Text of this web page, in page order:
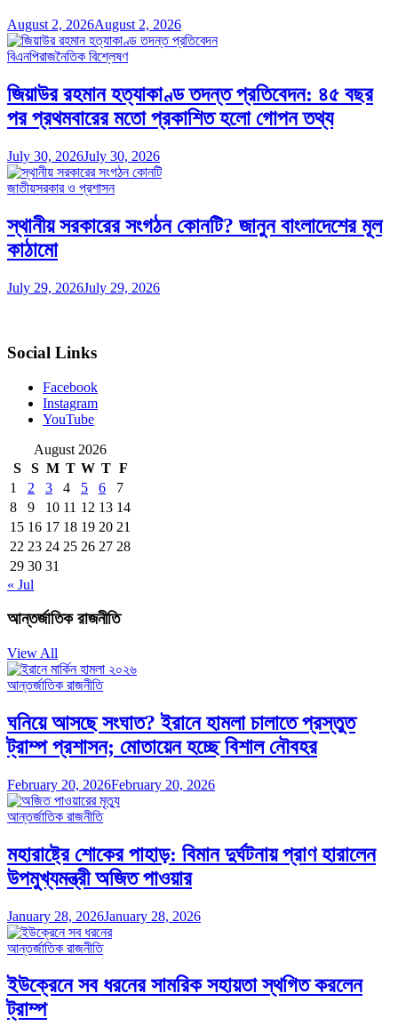
August 2, 2026August 2, 2026
বিএনপিরাজনৈতিক বিশ্লেষণ
জিয়াউর রহমান হত্যাকাণ্ড তদন্ত প্রতিবেদন: ৪৫ বছর
পর প্রথমবারের মতো প্রকাশিত হলো গোপন তথ্য
July 30, 2026July 30, 2026
জাতীয়সরকার ও প্রশাসন
স্থানীয় সরকারের সংগঠন কোনটি? জানুন বাংলাদেশের মূল
কাঠামো
July 29, 2026July 29, 2026
Social Links
Facebook
Instagram
YouTube
August 2026
S
S M T W T F
1
2 3 4 5 6
7
8
9 10 11 12 13 14
15 16 17 18 19 20 21
22 23 24 25 26 27 28
29 30 31
« Jul
আন্তর্জাতিক রাজনীতি
View All
আন্তর্জাতিক রাজনীতি
ঘনিয়ে আসছে সংঘাত? ইরানে হামলা চালাতে প্রস্তুত
ট্রাম্প প্রশাসন; মোতায়েন হচ্ছে বিশাল নৌবহর
February 20, 2026February 20, 2026
আন্তর্জাতিক রাজনীতি
মহারাষ্ট্রে শোকের পাহাড়: বিমান দুর্ঘটনায় প্রাণ হারালেন
উপমুখ্যমন্ত্রী অজিত পাওয়ার
January 28, 2026January 28, 2026
আন্তর্জাতিক রাজনীতি
ইউক্রেনে সব ধরনের সামরিক সহায়তা স্থগিত করলেন
ট্রাম্প